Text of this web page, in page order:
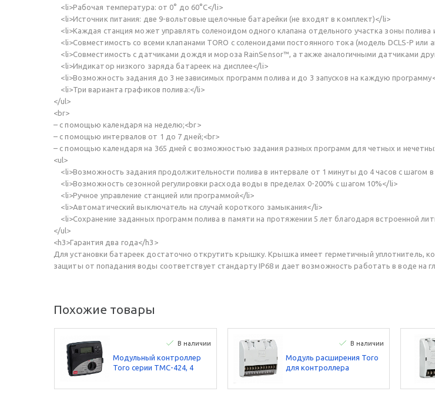
<li>Рабочая температура: от 0° до 60°C</li>
<li>Источник питания: две 9-вольтовые щелочные батарейки (не входят в комплект)</li>
<li>Каждая станция может управлять соленоидом одного клапана отдельного участка зоны
<li>Совместимость со всеми клапанами TORO с соленоидами постоянного тока (модель DCLS-P
<li>Совместимость с датчиками дождя и мороза RainSensor™, а также аналогичными датчиками
<li>Индикатор низкого заряда батареек на дисплее</li>
<li>Возможность задания до 3 независимых программ полива и до 3 запусков на каждую
<li>Три варианта графиков полива:</li>
</ul>
<br>
– с помощью календаря на неделю;<br>
– с помощью интервалов от 1 до 7 дней;<br>
– с помощью календаря на 365 дней с возможностью задания разных программ для четных и
<ul>
<li>Возможность задания продолжительности полива в интервале от 1 минуты до 4 часов с шагом в
<li>Возможность сезонной регулировки расхода воды в пределах 0-200% с шагом 10%</li>
<li>Ручное управление станцией или программой</li>
<li>Автоматический выключатель на случай короткого замыкания</li>
<li>Сохранение заданных программ полива в памяти на протяжении 5 лет благодаря встроенной
</ul>
<h3>Гарантия два года</h3>
Для установки батареек достаточно открутить крышку. Крышка имеет герметичный уплотнитель,
защиты от попадания воды соответствует стандарту IP68 и дает возможность работать в воде на
Похожие товары
В наличии
Модульный контроллер
Toro серии TMC-424, 4
модель
В наличии
Модуль расширения Toro
для контроллера